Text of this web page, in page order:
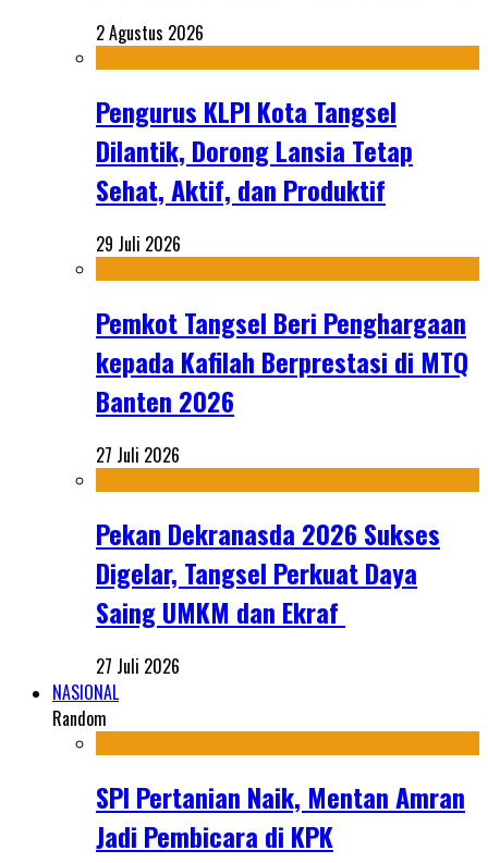
2 Agustus 2026
Pengurus KLPI Kota Tangsel
Dilantik, Dorong Lansia Tetap
Sehat, Aktif, dan Produktif
29 Juli 2026
Pemkot Tangsel Beri Penghargaan
kepada Kafilah Berprestasi di MTQ
Banten 2026
27 Juli 2026
Pekan Dekranasda 2026 Sukses
Digelar, Tangsel Perkuat Daya
Saing UMKM dan Ekraf
27 Juli 2026
NASIONAL
Random
SPI Pertanian Naik, Mentan Amran
Jadi Pembicara di KPK